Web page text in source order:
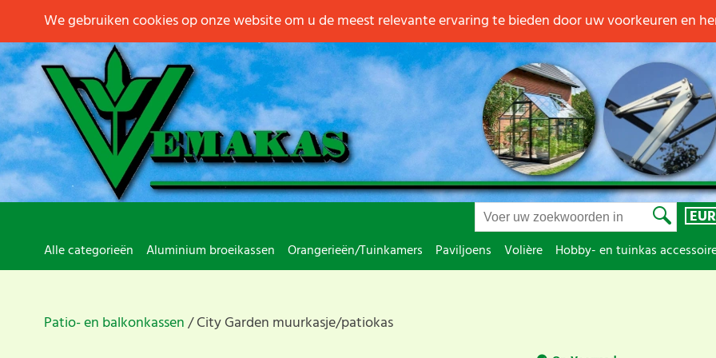
EUR
Alle categorieën Aluminium broeikassen Orangerieën/Tuinkamers Paviljoens Volière Hobby- en tuinkas
Patio- en balkonkassen City Garden muurkasje/patiokas
We gebruiken cookies op onze website om u de meest relevante ervaring te bieden door uw voorkeuren en